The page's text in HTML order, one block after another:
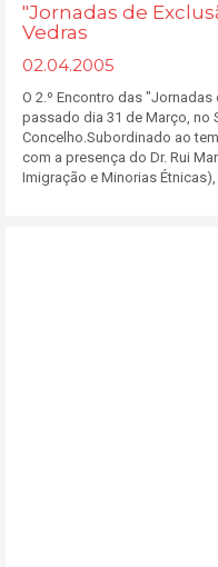
"Jornadas de
Vedras
02.04.2005
O 2.º Encontro das
passado dia 31 de Março, no
Concelho.Subordinado ao
com a presença do Dr. Rui
Imigração e Minorias Étnicas),